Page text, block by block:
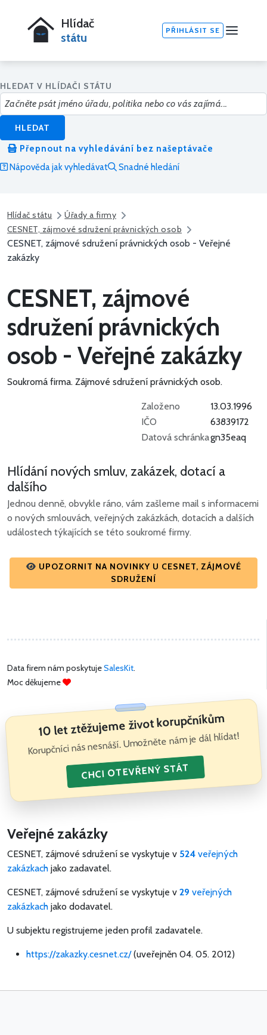
Hlídač
státu
PŘIHLÁSIT SE
HLEDAT V HLÍDAČI STÁTU
HLEDAT
Přepnout na vyhledávání bez našeptávače
Nápověda jak vyhledávat
Snadné hledání
Hlídač státu
Úřady a firmy
CESNET, zájmové sdružení právnických osob
CESNET, zájmové sdružení právnických osob - Veřejné
zakázky
CESNET, zájmové
sdružení právnických
osob - Veřejné zakázky
Soukromá firma. Zájmové sdružení právnických osob.
Založeno
13.03.1996
IČO
63839172
Datová schránkagn35eaq
Hlídání nových smluv, zakázek, dotací a
dalšího
Jednou denně, obvykle ráno, vám zašleme mail s informacemi
o nových smlouvách, veřejných zakázkách, dotacích a dalších
událostech týkajících se této soukromé firmy.
UPOZORNIT NA NOVINKY U CESNET, ZÁJMOVÉ
SDRUŽENÍ
Data firem nám poskytujeSalesKit.
Moc děkujeme
10 let ztěžujeme život korupčníkům
Korupčníci nás nesnáší. Umožněte nám je dál hlídat!
CHCI OTEVŘENÝ STÁT
Veřejné zakázky
CESNET, zájmové sdružení se vyskytuje v 524 veřejných
zakázkach jako zadavatel.
CESNET, zájmové sdružení se vyskytuje v 29 veřejných
zakázkach jako dodavatel.
U subjektu registrujeme jeden profil zadavatele.
https://zakazky.cesnet.cz/(uveřejněn 04. 05. 2012)